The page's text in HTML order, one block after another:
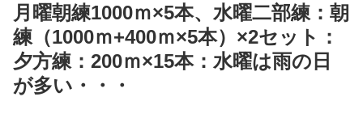
月曜朝練1000ｍ×5本、水曜二部練：朝
練（1000ｍ+400ｍ×5本）×2セット：
夕方練：200ｍ×15本：水曜は雨の日
が多い・・・